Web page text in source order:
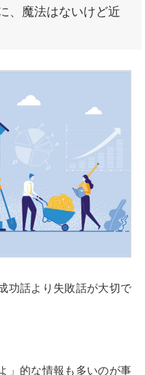
、魔法はないけど近
功話より失敗話が大切で
」的な情報も多いのが事